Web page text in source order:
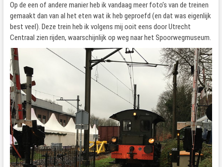
Op de een of andere manier heb ik vandaag meer foto’s van de treinen
gemaakt dan van al het eten wat ik heb geproefd (en dat was eigenlijk
best veel). Deze trein heb ik volgens mij ooit eens door Utrecht
Centraal zien rijden, waarschijnlijk op weg naar het Spoorwegmuseum.